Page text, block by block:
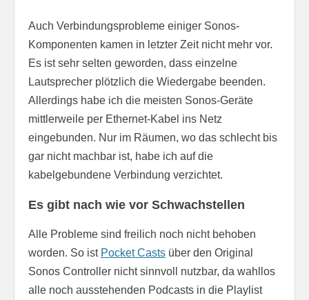
Auch Verbindungsprobleme einiger Sonos-
Komponenten kamen in letzter Zeit nicht mehr vor.
Es ist sehr selten geworden, dass einzelne
Lautsprecher plötzlich die Wiedergabe beenden.
Allerdings habe ich die meisten Sonos-Geräte
mittlerweile per Ethernet-Kabel ins Netz
eingebunden. Nur im Räumen, wo das schlecht bis
gar nicht machbar ist, habe ich auf die
kabelgebundene Verbindung verzichtet.
Es gibt nach wie vor Schwachstellen
Alle Probleme sind freilich noch nicht behoben
worden. So ist Pocket Casts über den Original
Sonos Controller nicht sinnvoll nutzbar, da wahllos
alle noch ausstehenden Podcasts in die Playlist